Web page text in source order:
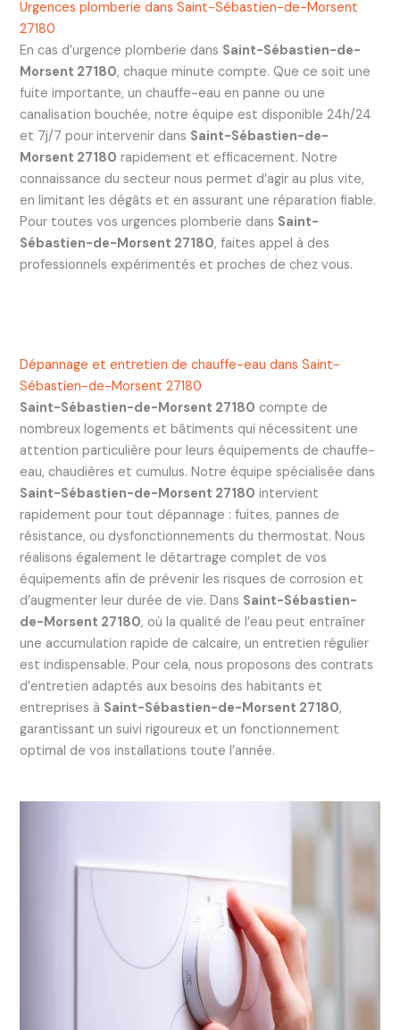
Urgences plomberie dans Saint-Sébastien-de-Morsent
27180
En cas d’urgence plomberie dans Saint-Sébastien-de-
Morsent 27180, chaque minute compte. Que ce soit une
fuite importante, un chauffe-eau en panne ou une
canalisation bouchée, notre équipe est disponible 24h/24
et 7j/7 pour intervenir dans Saint-Sébastien-de-
Morsent 27180 rapidement et efficacement. Notre
connaissance du secteur nous permet d’agir au plus vite,
en limitant les dégâts et en assurant une réparation fiable.
Pour toutes vos urgences plomberie dans Saint-
Sébastien-de-Morsent 27180, faites appel à des
professionnels expérimentés et proches de chez vous.
Dépannage et entretien de chauffe-eau dans Saint-
Sébastien-de-Morsent 27180
Saint-Sébastien-de-Morsent 27180 compte de
nombreux logements et bâtiments qui nécessitent une
attention particulière pour leurs équipements de chauffe-
eau, chaudières et cumulus. Notre équipe spécialisée dans
Saint-Sébastien-de-Morsent 27180 intervient
rapidement pour tout dépannage : fuites, pannes de
résistance, ou dysfonctionnements du thermostat. Nous
réalisons également le détartrage complet de vos
équipements afin de prévenir les risques de corrosion et
d’augmenter leur durée de vie. Dans Saint-Sébastien-
de-Morsent 27180, où la qualité de l’eau peut entraîner
une accumulation rapide de calcaire, un entretien régulier
est indispensable. Pour cela, nous proposons des contrats
d’entretien adaptés aux besoins des habitants et
entreprises à Saint-Sébastien-de-Morsent 27180,
garantissant un suivi rigoureux et un fonctionnement
optimal de vos installations toute l’année.